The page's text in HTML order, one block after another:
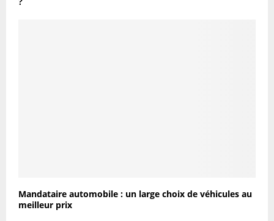
Mandataire automobile : un large choix de véhicules au
meilleur prix